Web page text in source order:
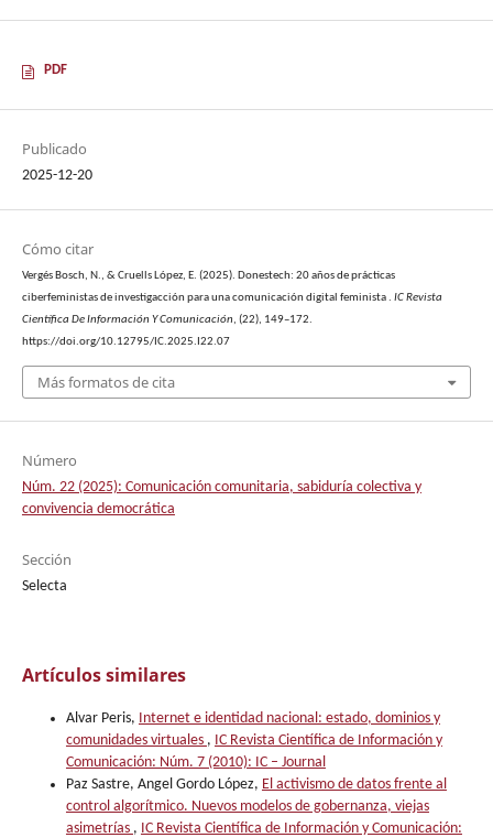
PDF
Publicado
2025-12-20
Cómo citar
Vergés Bosch, N., & Cruells López, E. (2025). Donestech: 20 años de prácticas
ciberfeministas de investigacción para una comunicación digital feminista . IC Revista
Científica De Información Y Comunicación, (22), 149–172.
https://doi.org/10.12795/IC.2025.I22.07
Más formatos de cita
Número
Núm. 22 (2025): Comunicación comunitaria, sabiduría colectiva y
convivencia democrática
Sección
Selecta
Artículos similares
Alvar Peris, Internet e identidad nacional: estado, dominios y
comunidades virtuales , IC Revista Científica de Información y
Comunicación: Núm. 7 (2010): IC – Journal
Paz Sastre, Angel Gordo López, El activismo de datos frente al
control algorítmico. Nuevos modelos de gobernanza, viejas
asimetrías , IC Revista Científica de Información y Comunicación: